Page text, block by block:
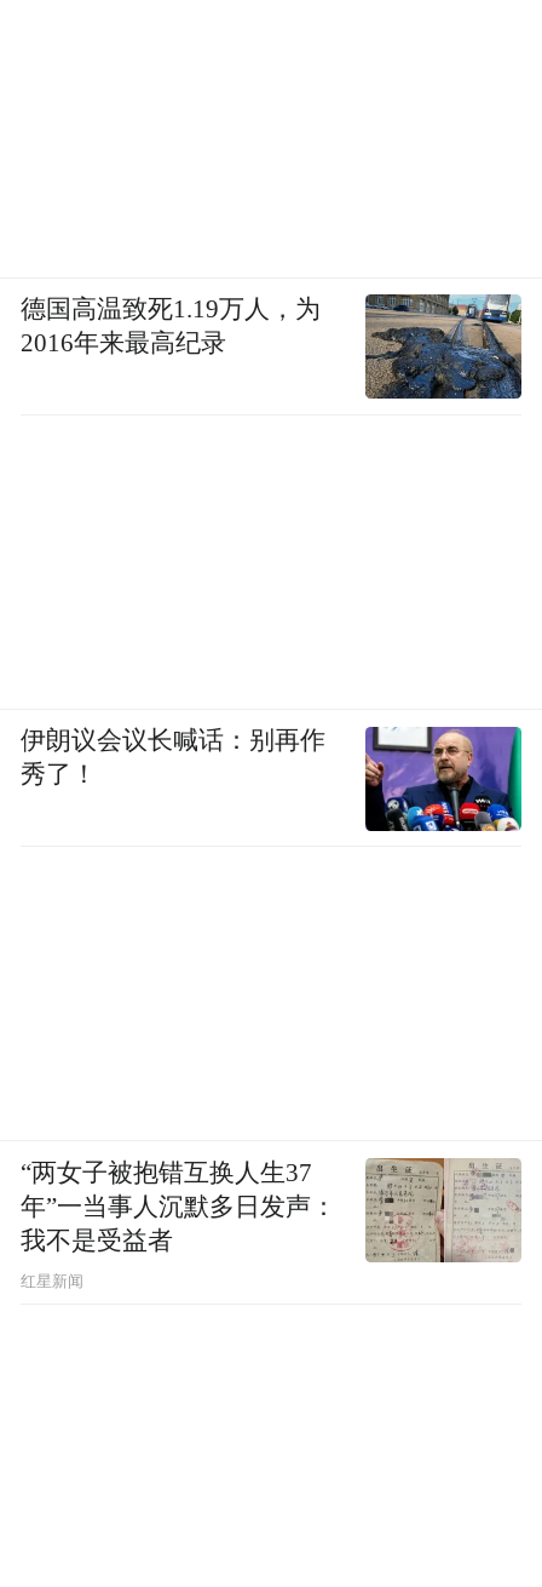
德国高温致死1.19万人，为
2016年来最高纪录
伊朗议会议长喊话：别再作
秀了！
“两女子被抱错互换人生37
年”一当事人沉默多日发声：
我不是受益者
红星新闻